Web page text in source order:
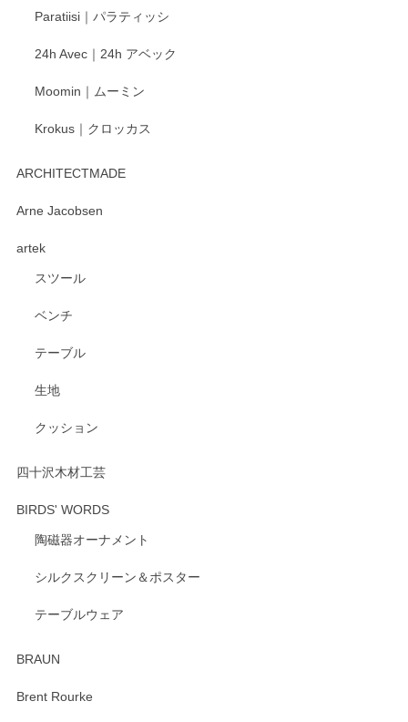
Paratiisi｜パラティッシ
24h Avec｜24h アベック
Moomin｜ムーミン
Krokus｜クロッカス
ARCHITECTMADE
Arne Jacobsen
artek
スツール
ベンチ
テーブル
生地
クッション
四十沢木材工芸
BIRDS' WORDS
陶磁器オーナメント
シルクスクリーン＆ポスター
テーブルウェア
BRAUN
Brent Rourke